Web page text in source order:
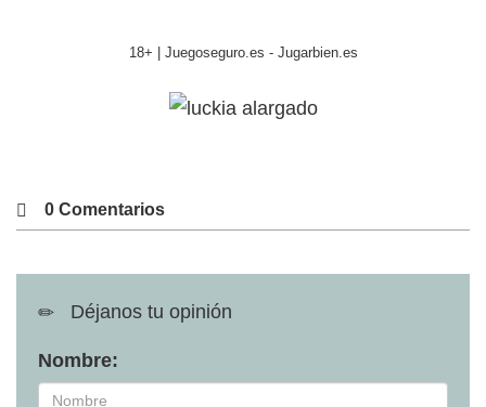
18+ | Juegoseguro.es - Jugarbien.es
0 Comentarios
Déjanos tu opinión
Nombre: